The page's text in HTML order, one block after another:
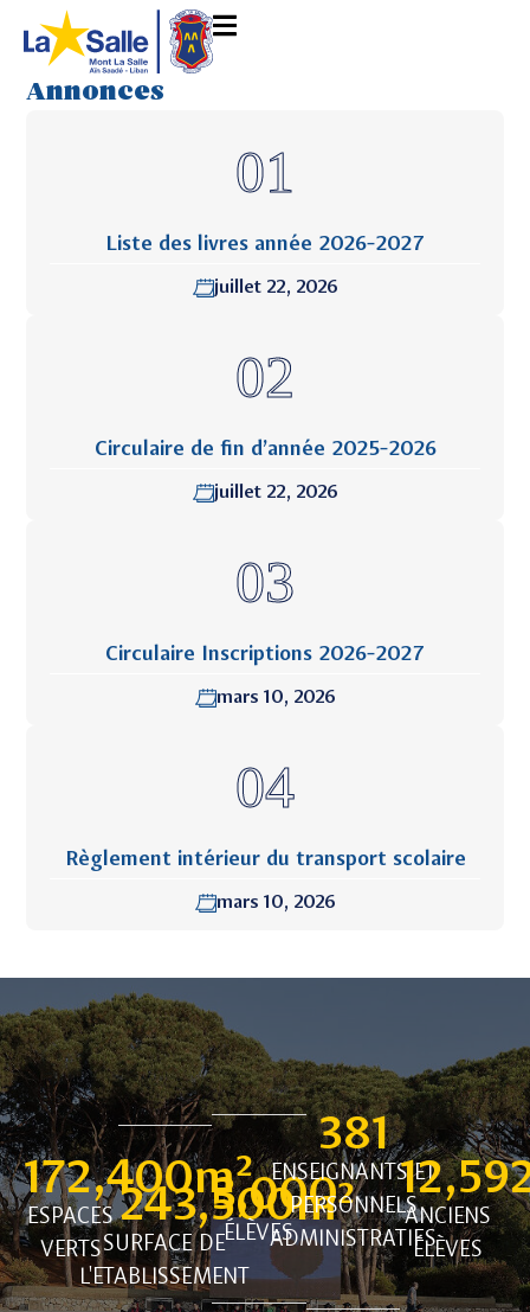
Annonces
Liste des livres année 2026-2027
juillet 22, 2026
Circulaire de fin d’année 2025-2026
juillet 22, 2026
Circulaire Inscriptions 2026-2027
mars 10, 2026
Règlement intérieur du transport scolaire
mars 10, 2026
ESPACES
VERTS
172,400m²
SURFACE DE
L'ETABLISSEMENT
243,500m²
ÉLÈVES
3,000
ENSEIGNANTS ET
PERSONNELS
ADMINISTRATIFS
381
ANCIENS
ÉLÈVES